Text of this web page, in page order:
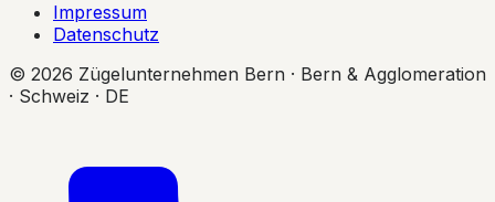
Impressum
Datenschutz
© 2026 Zügelunternehmen Bern · Bern & Agglomeration
· Schweiz · DE